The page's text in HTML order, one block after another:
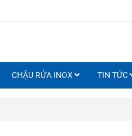
CHẬU RỬA INOX TIN TỨC